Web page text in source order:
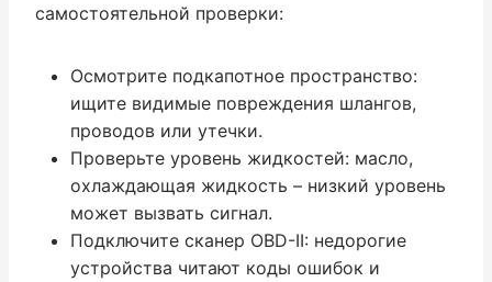
самостоятельной проверки:
Осмотрите подкапотное пространство:
ищите видимые повреждения шлангов,
проводов или утечки.
Проверьте уровень жидкостей: масло,
охлаждающая жидкость – низкий уровень
может вызвать сигнал.
Подключите сканер OBD-II: недорогие
устройства читают коды ошибок и